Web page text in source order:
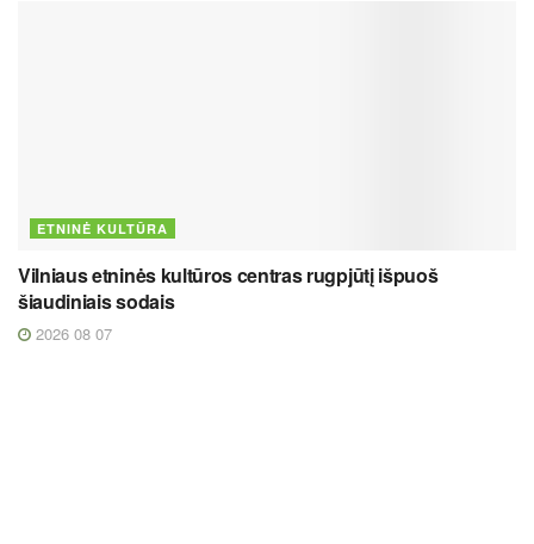
ETNINĖ KULTŪRA
Vilniaus etninės kultūros centras rugpjūtį išpuoš
šiaudiniais sodais
2026 08 07